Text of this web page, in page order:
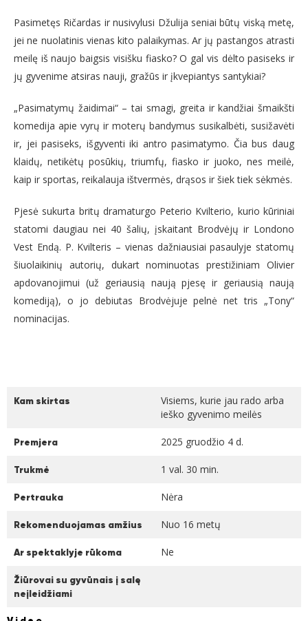
Pasimetęs Ričardas ir nusivylusi Džulija seniai būtų viską metę,
jei ne nuolatinis vienas kito palaikymas. Ar jų pastangos atrasti
meilę iš naujo baigsis visišku fiasko? O gal vis dėlto pasiseks ir
jų gyvenime atsiras nauji, gražūs ir įkvepiantys santykiai?
„Pasimatymų žaidimai“ – tai smagi, greita ir kandžiai šmaikšti
komedija apie vyrų ir moterų bandymus susikalbėti, susižavėti
ir, jei pasiseks, išgyventi iki antro pasimatymo. Čia bus daug
klaidų, netikėtų posūkių, triumfų, fiasko ir juoko, nes meilė,
kaip ir sportas, reikalauja ištvermės, drąsos ir šiek tiek sėkmės.
Pjesė sukurta britų dramaturgo Peterio Kvilterio, kurio kūriniai
statomi daugiau nei 40 šalių, įskaitant Brodvėjų ir Londono
Vest Endą. P. Kvilteris – vienas dažniausiai pasaulyje statomų
šiuolaikinių autorių, dukart nominuotas prestižiniam Olivier
apdovanojimui (už geriausią naują pjesę ir geriausią naują
komediją), o jo debiutas Brodvėjuje pelnė net tris „Tony“
nominacijas.
Kam skirtas
Visiems, kurie jau rado arba
ieško gyvenimo meilės
Premjera 2025 gruodžio 4 d.
Trukmė 1 val. 30 min.
Pertrauka Nėra
Rekomenduojamas amžius Nuo 16 metų
Ar spektaklyje rūkoma Ne
Žiūrovai su gyvūnais į salę
neįleidžiami